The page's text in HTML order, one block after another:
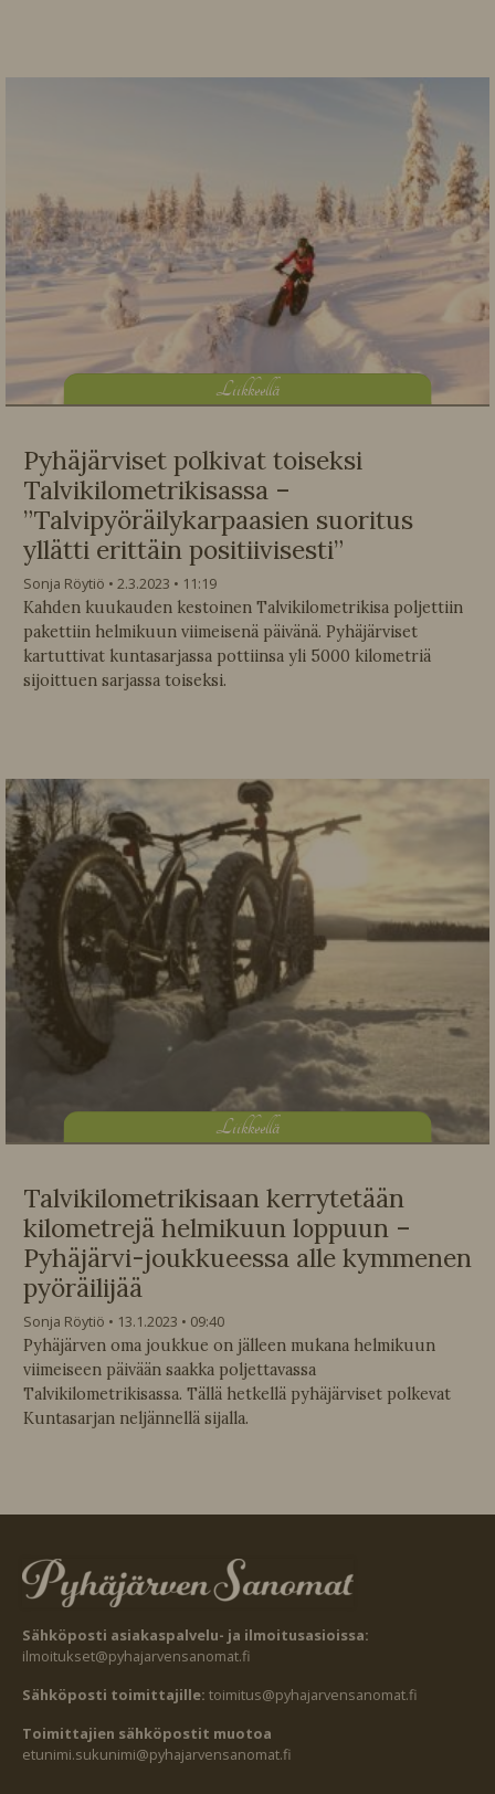
Liikkeellä
Pyhäjärviset polkivat toiseksi
Talvikilometrikisassa –
”Talvipyöräilykarpaasien suoritus
yllätti erittäin positiivisesti”
Sonja Röytiö 2.3.2023
11:19
Kahden kuukauden kestoinen Talvikilometrikisa poljettiin
pakettiin helmikuun viimeisenä päivänä. Pyhäjärviset
kartuttivat kuntasarjassa pottiinsa yli 5000 kilometriä
sijoittuen sarjassa toiseksi.
Liikkeellä
Talvikilometrikisaan kerrytetään
kilometrejä helmikuun loppuun –
Pyhäjärvi-joukkueessa alle kymmenen
pyöräilijää
Sonja Röytiö 13.1.2023
09:40
Pyhäjärven oma joukkue on jälleen mukana helmikuun
viimeiseen päivään saakka poljettavassa
Talvikilometrikisassa. Tällä hetkellä pyhäjärviset polkevat
Kuntasarjan neljännellä sijalla.
Sähköposti asiakaspalvelu- ja ilmoitusasioissa:
ilmoitukset@pyhajarvensanomat.fi
Sähköposti toimittajille: toimitus@pyhajarvensanomat.fi
Toimittajien sähköpostit muotoa
etunimi.sukunimi@pyhajarvensanomat.fi